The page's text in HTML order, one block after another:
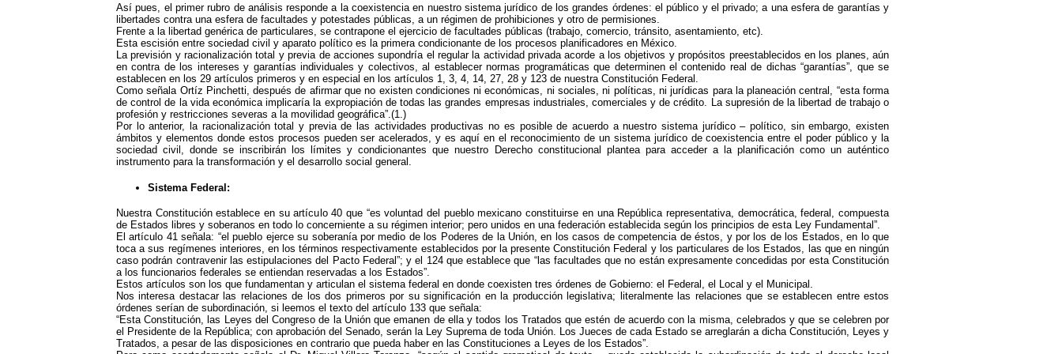
Así pues, el primer rubro de análisis responde a la coexistencia en nuestro sistema jurídico de los grandes órdenes: el público y el privado; a una esfera de garantías y
libertades contra una esfera de facultades y potestades públicas, a un régimen de prohibiciones y otro de permisiones.
Frente a la libertad genérica de particulares, se contrapone el ejercicio de facultades públicas (trabajo, comercio, tránsito, asentamiento, etc).
Esta escisión entre sociedad civil y aparato político es la primera condicionante de los procesos planificadores en México.
La previsión y racionalización total y previa de acciones supondría el regular la actividad privada acorde a los objetivos y propósitos preestablecidos en los planes, aún
en contra de los intereses y garantías individuales y colectivos, al establecer normas programáticas que determinen el contenido real de dichas “garantías”, que se
establecen en los 29 artículos primeros y en especial en los artículos 1, 3, 4, 14, 27, 28 y 123 de nuestra Constitución Federal.
Como señala Ortíz Pinchetti, después de afirmar que no existen condiciones ni económicas, ni sociales, ni políticas, ni jurídicas para la planeación central, “esta forma
de control de la vida económica implicaría la expropiación de todas las grandes empresas industriales, comerciales y de crédito. La supresión de la libertad de trabajo o
profesión y restricciones severas a la movilidad geográfica”.(1.)
Por lo anterior, la racionalización total y previa de las actividades productivas no es posible de acuerdo a nuestro sistema jurídico – político, sin embargo, existen
ámbitos y elementos donde estos procesos pueden ser acelerados, y es aquí en el reconocimiento de un sistema jurídico de coexistencia entre el poder público y la
sociedad civil, donde se inscribirán los límites y condicionantes que nuestro Derecho constitucional plantea para acceder a la planificación como un auténtico
instrumento para la transformación y el desarrollo social general.
Sistema Federal:
Nuestra Constitución establece en su artículo 40 que “es voluntad del pueblo mexicano constituirse en una República representativa, democrática, federal, compuesta
de Estados libres y soberanos en todo lo concerniente a su régimen interior; pero unidos en una federación establecida según los principios de esta Ley Fundamental”.
El artículo 41 señala: “el pueblo ejerce su soberanía por medio de los Poderes de la Unión, en los casos de competencia de éstos, y por los de los Estados, en lo que
toca a sus regímenes interiores, en los términos respectivamente establecidos por la presente Constitución Federal y los particulares de los Estados, las que en ningún
caso podrán contravenir las estipulaciones del Pacto Federal”; y el 124 que establece que “las facultades que no están expresamente concedidas por esta Constitución
a los funcionarios federales se entiendan reservadas a los Estados”.
Estos artículos son los que fundamentan y articulan el sistema federal en donde coexisten tres órdenes de Gobierno: el Federal, el Local y el Municipal.
Nos interesa destacar las relaciones de los dos primeros por su significación en la producción legislativa; literalmente las relaciones que se establecen entre estos
órdenes serían de subordinación, si leemos el texto del artículo 133 que señala:
“Esta Constitución, las Leyes del Congreso de la Unión que emanen de ella y todos los Tratados que estén de acuerdo con la misma, celebrados y que se celebren por
el Presidente de la República; con aprobación del Senado, serán la Ley Suprema de toda Unión. Los Jueces de cada Estado se arreglarán a dicha Constitución, Leyes y
Tratados, a pesar de las disposiciones en contrario que pueda haber en las Constituciones a Leyes de los Estados”.